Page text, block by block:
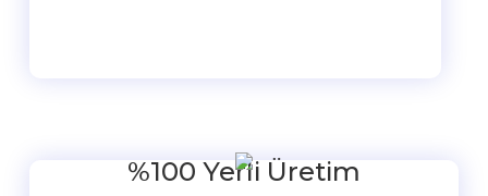
%100 Yerli Üretim